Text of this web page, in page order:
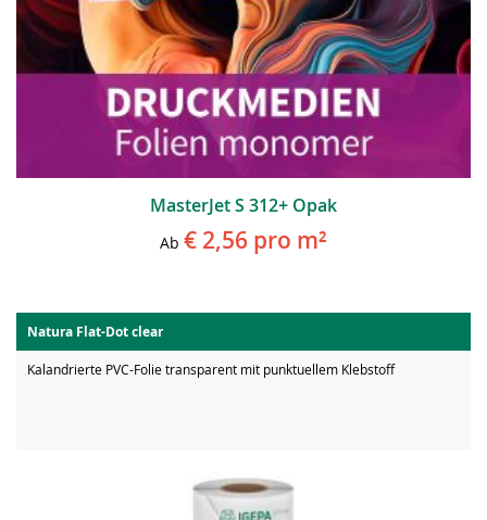
MasterJet S 312+ Opak
Ab € 2,56 pro m²
Natura Flat-Dot clear
Kalandrierte PVC-Folie transparent mit punktuellem Klebstoff